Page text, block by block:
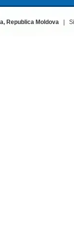
Republica Moldova |